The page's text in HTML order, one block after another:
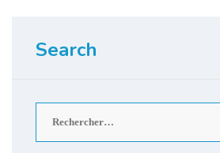
Search